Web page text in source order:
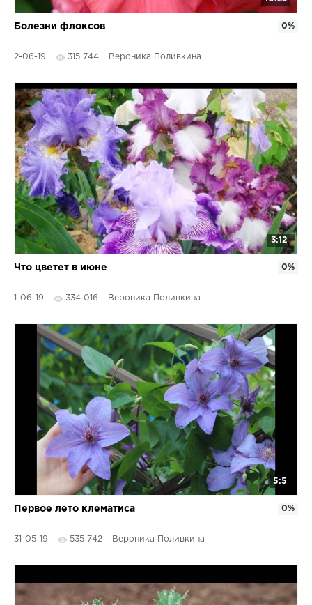
Болезни флоксов
2-06-19 315 744 Вероника Поливкина
0%
3:12
Что цветет в июне
1-06-19 334 016 Вероника Поливкина
0%
5:5
Первое лето клематиса
31-05-19 535 742 Вероника Поливкина
0%